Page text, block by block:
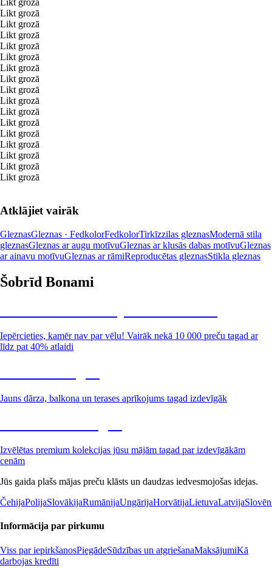
Likt grozā
Likt grozā
Likt grozā
Likt grozā
Likt grozā
Likt grozā
Likt grozā
Likt grozā
Likt grozā
Likt grozā
Likt grozā
Likt grozā
Likt grozā
Likt grozā
Likt grozā
Likt grozā
Likt grozā
Atklājiet vairāk
GleznasGleznas · FedkolorFedkolorTirkīzzilas gleznasModernā stila
gleznasGleznas ar augu motīvuGleznas ar klusās dabas motīvuGleznas
ar ainavu motīvuGleznas ar rāmiReproducētas gleznasStikla gleznas
Šobrīd Bonami
Iepērcieties, kamēr nav par vēlu! Vairāk nekā 10 000 preču tagad ar
līdz pat 40% atlaidi
Jauns dārza, balkona un terases aprīkojums tagad izdevīgāk
Izvēlētas premium kolekcijas jūsu mājām tagad par izdevīgākām
cenām
Jūs gaida plašs mājas preču klāsts un daudzas iedvesmojošas idejas.
ČehijaPolijaSlovākijaRumānijaUngārijaHorvātijaLietuvaLatvija
Informācija par pirkumu
Viss par iepirkšanosPiegādeSūdzības un atgriešanaMaksājumiKā
darbojas kredīti